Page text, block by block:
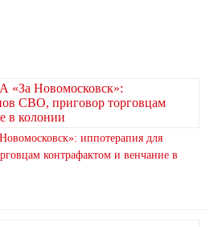
иппотерапия для
контрафактом и венчание в